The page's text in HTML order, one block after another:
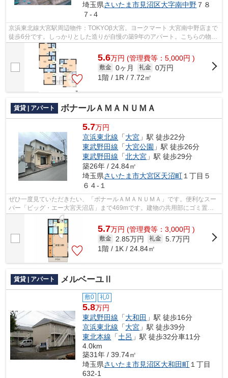
埼玉県さいたま市見沼区大字南中野 ７８
７-４
京浜東北線大宮駅周辺物件：TOKYOβ大宮。ヨークマート 大宮南中野店まで
徒歩6分です。しっかりとした造りが自慢の築9年のアパート。こちらの物件
はアパートです。様々な物件をご紹介し...
5.6万円 (管理費等：5,000円 )
敷金 0ヶ月 礼金 0万円
1階 / 1R / 7.72㎡
賃貸 | アパート ボナールＡＭＡＮＵＭＡ
5.7万円
京浜東北線 「大宮 」駅 徒歩22分
東武野田線 「大宮公園 」駅 徒歩26分
東武野田線 「北大宮 」駅 徒歩29分
築26年 / 24.84㎡
埼玉県さいたま市大宮区天沼町 １丁目５
６４-１
ぜひ一度見ていただきたい、「ボナールＡＭＡＮＵＭＡ」です。便利なスー
パー「ビッグ・エー大宮天沼店」まで469mです。建物の共用部にゴミ置き
場があるので、外部の人にゴミを見られ...
5.7万円 (管理費等：3,000円 )
敷金 2.85万円 礼金 5.7万円
1階 / 1K / 24.84㎡
賃貸 | アパート メルベーユⅡ
敷0 礼0
5.8万円
東武野田線 「大和田 」駅 徒歩16分
京浜東北線 「大宮 」駅 徒歩39分
東北本線 「土呂 」駅 徒歩32分車11分
4.0km
築31年 / 39.74㎡
埼玉県さいたま市見沼区大和田町 １丁目
632-1